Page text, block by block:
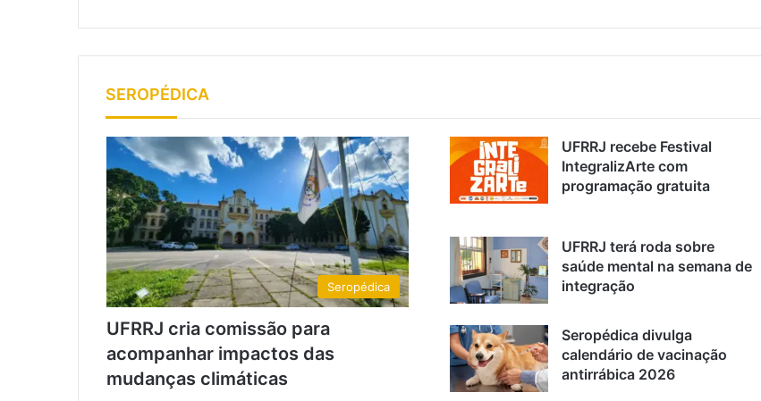
SEROPÉDICA
Seropédica
UFRRJ cria comissão para
acompanhar impactos das
mudanças climáticas
UFRRJ recebe Festival
IntegralizArte com
programação gratuita
UFRRJ terá roda sobre
saúde mental na semana de
integração
Seropédica divulga
calendário de vacinação
antirrábica 2026